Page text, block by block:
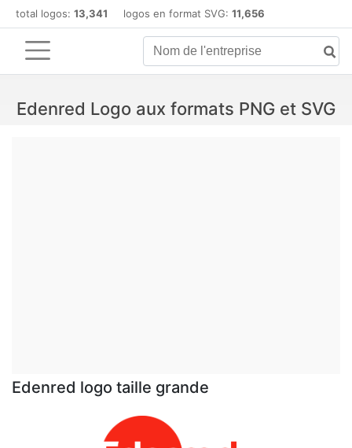
total logos: 13,341 logos en format SVG: 11,656
Edenred Logo aux formats PNG et SVG
Edenred logo taille grande